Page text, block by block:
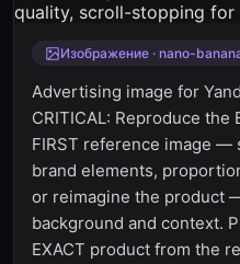
Изображение · nano-
Advertising image for
CRITICAL: Reproduce
FIRST reference image —
brand elements,
or reimagine the product
background and context.
EXACT product from the